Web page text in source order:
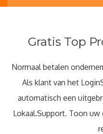
Gratis Top
Normaal betalen
Als klant van het
automatisch een
Lokaal.Support. Toon